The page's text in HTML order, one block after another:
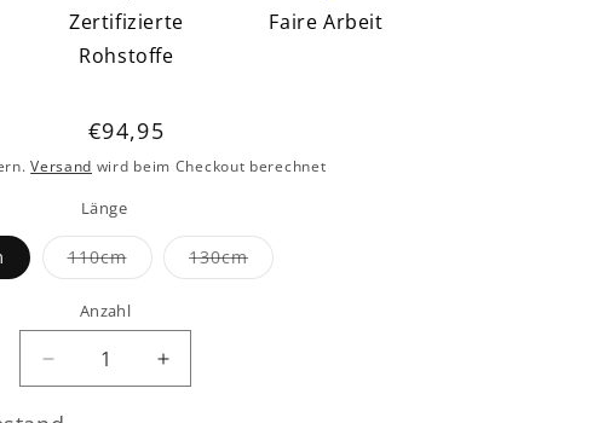
Zertifizierte
Rohstoffe
Faire Arbeit
Normaler
Preis
€94,95
Versand wird beim Checkout berechnet
Länge
110cmVariante
ausverkauft
nicht
verfügbar
130cmVariante
ausverkauft
Anzahl
Verringere
die
Erhöhe
die